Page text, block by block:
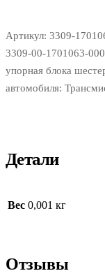
Артикул: 3309-
3309-00-1701063-
упорная блока
автомобиля:
Детали
Вес 0,001 кг
Отзывы